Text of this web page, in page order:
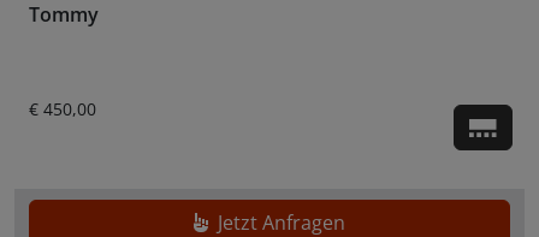
Tommy
€ 450,00Aktueller Preis ist: € 450,00.
Zu
Jetzt Anfragen